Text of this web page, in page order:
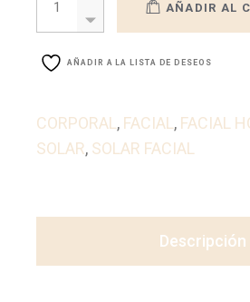
AÑADIR AL
AÑADIR A LA LISTA DE DESEOS
CORPORAL , FACIAL , FACIAL
SOLAR, SOLAR FACIAL
Descripción